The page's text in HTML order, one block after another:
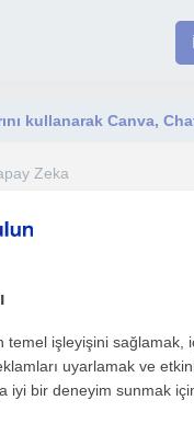
Zeka
tasarım ve
Ücretsiz
temel işleyişini sağlamak,
uyarlamak ve
iyi bir deneyim sunmak